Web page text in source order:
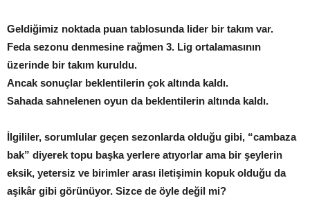
Geldiğimiz noktada puan tablosunda lider bir takım var.
Feda sezonu denmesine rağmen 3. Lig ortalamasının
üzerinde bir takım kuruldu.
Ancak sonuçlar beklentilerin çok altında kaldı.
Sahada sahnelenen oyun da beklentilerin altında kaldı.
İlgililer, sorumlular geçen sezonlarda olduğu gibi, “cambaza
bak” diyerek topu başka yerlere atıyorlar ama bir şeylerin
eksik, yetersiz ve birimler arası iletişimin kopuk olduğu da
aşikâr gibi görünüyor. Sizce de öyle değil mi?